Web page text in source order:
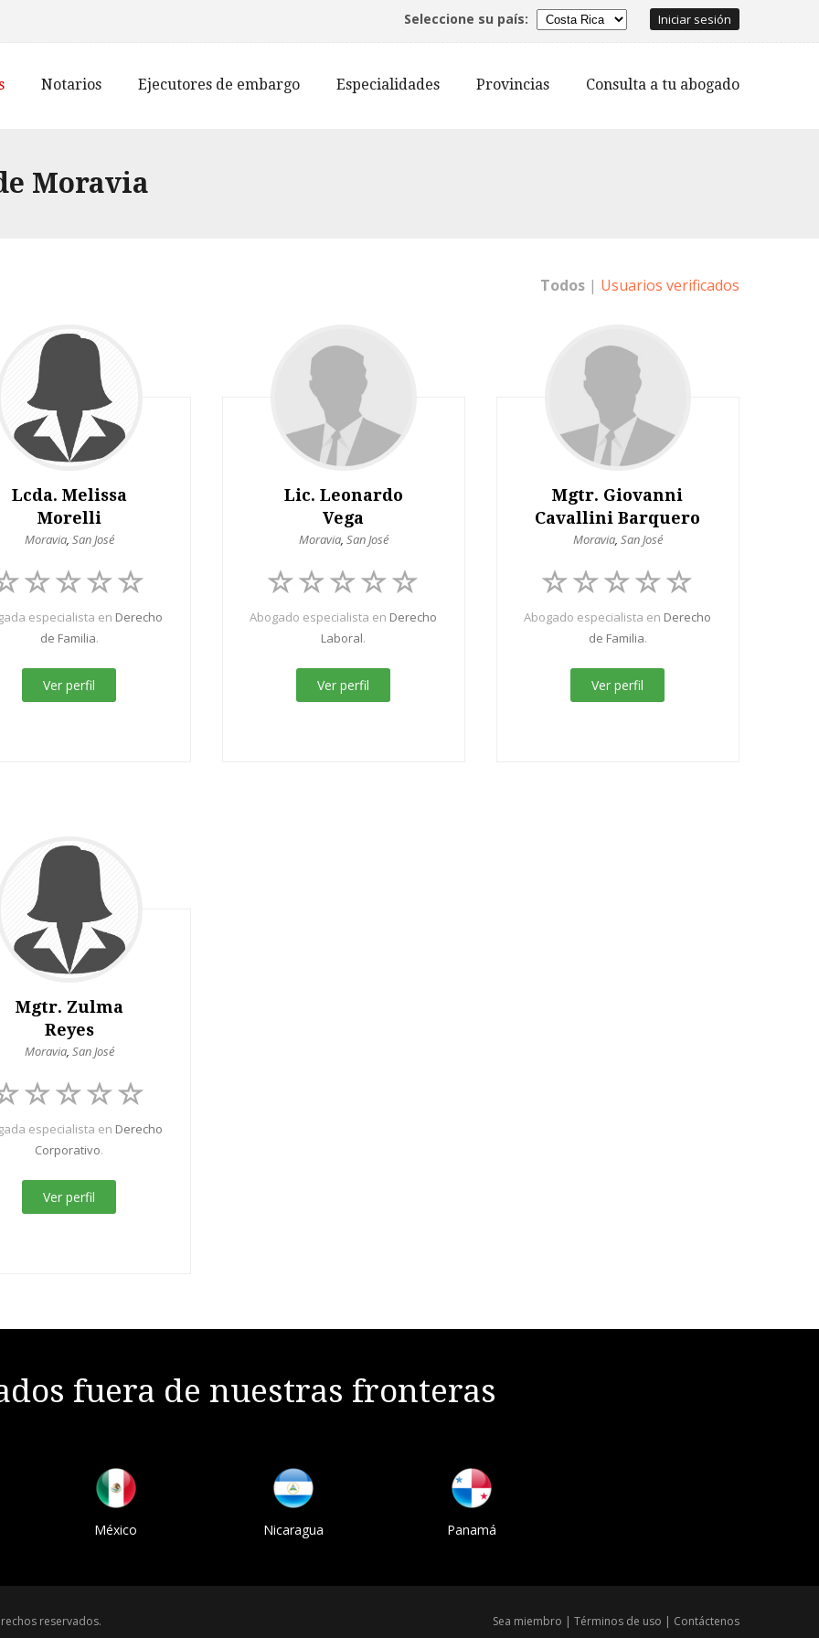
Iniciar sesión
Seleccione su país:
Notarios Ejecutores de embargo Especialidades Provincias Consulta a tu abogado
Moravia
Todos| Usuarios verificados
Lcda. Melissa
Morelli
Moravia, San José
especialista en Derecho
de Familia.
Ver perfil
Lic. Leonardo
Vega
Moravia, San José
Abogado especialista en Derecho
Laboral.
Ver perfil
Mgtr. Giovanni
Cavallini Barquero
Moravia, San José
Abogado especialista en Derecho
de Familia.
Ver perfil
Mgtr. Zulma
Reyes
Moravia, San José
especialista en Derecho
Corporativo.
Ver perfil
fuera de nuestras fronteras
México Nicaragua Panamá
reservados. Sea miembro | Términos de uso | Contáctenos